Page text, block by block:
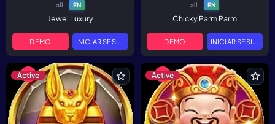
all EN
Jewel Luxury
DEMO INICIAR SESIÓN
all EN
Chicky Parm Parm
DEMO INICIAR SESIÓN
Active Active